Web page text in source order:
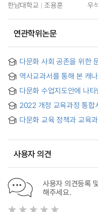
한남대학교 조용훈 우
연관학위논문
다문화 사회 공존을 위한
Method of Korean
Multi-Cultural Society
역사교과서를 통해 본 캐
Multicultural Education
다문화 수업지도안에 나
2022 개정 교육과정 통합
내용 분석
다문화 교육 정책과 교육
사용자 의견
사용자 의견등록
해주세요.